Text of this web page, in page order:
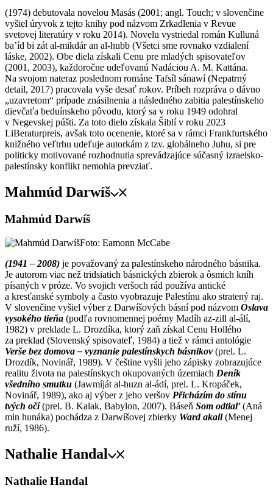
(1974) debutovala novelou Masás (2001; angl. Touch; v slovenčine
vyšiel úryvok z tejto knihy pod názvom Zrkadlenia v Revue
svetovej literatúry v roku 2014). Novelu vystriedal román Kulluná
ba’íd bi zát al-mikdár an al-hubb (Všetci sme rovnako vzdialení
láske, 2002). Obe diela získali Cenu pre mladých spisovateľov
(2001, 2003), každoročne udeľovanú Nadáciou A. M. Kattána.
Na svojom nateraz poslednom románe Tafsíl sánawí (Nepatrný
detail, 2017) pracovala vyše desať rokov. Príbeh rozpráva o dávno
„uzavretom“ prípade znásilnenia a následného zabitia palestínskeho
dievčaťa beduínskeho pôvodu, ktorý sa v roku 1949 odohral
v Negevskej púšti. Za toto dielo získala Šiblí v roku 2023
LiBeraturpreis, avšak toto ocenenie, ktoré sa v rámci Frankfurtského
knižného veľtrhu udeľuje autorkám z tzv. globálneho Juhu, si pre
politicky motivované rozhodnutia sprevádzajúce súčasný izraelsko-
palestínsky konflikt nemohla prevziať.
Mahmúd Darwíš
Mahmúd Darwíš
Foto: Eamonn McCabe
(1941 – 2008) je považovaný za palestínskeho národného básnika.
Je autorom viac než tridsiatich básnických zbierok a ôsmich kníh
písaných v próze. Vo svojich veršoch rád používa antické
a kresťanské symboly a často vyobrazuje Palestínu ako stratený raj.
V slovenčine vyšiel výber z Darwíšových básní pod názvom Oslava
vysokého tieňa (podľa rovnomennej poémy Madíh az-zill al-álí,
1982) v preklade L. Drozdíka, ktorý zaň získal Cenu Hollého
za preklad (Slovenský spisovateľ, 1984) a tiež v rámci antológie
Verše bez domova – vyznanie palestínskych básnikov(prel. L.
Drozdík, Novinář, 1989). V češtine vyšli jeho zápisky zobrazujúce
realitu života na palestínskych okupovaných územiach Deník
všedního smutku (Jawmíját al-huzn al-ádí, prel. L. Kropáček,
Novinář, 1989), ako aj výber z jeho veršov Přicházím do stínu
tvých očí(prel. B. Kalak, Babylon, 2007). Báseň Som odtiaľ(Aná
min hunáka) pochádza z Darwíšovej zbierky Ward akall(Menej
ruží, 1986).
Nathalie Handal
Nathalie Handal